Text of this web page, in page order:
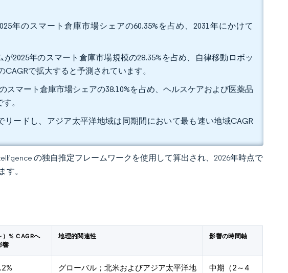
年のスマート倉庫市場シェアの60.35%を占め、2031年にかけて
2025年のスマート倉庫市場規模の28.35%を占め、自律移動ロボッ
CAGRで拡大すると予測されています。
スマート倉庫市場シェアの38.10%を占め、ヘルスケアおよび医薬品
。
リードし、アジア太平洋地域は同期間において最も速い地域CAGR
の独自推定フレームワークを使用して算出され、2026年時点で
す。
）% CAGRへ
響
地理的関連性 影響の時間軸
グローバル；北米およびアジア太平洋地
中期（2～4